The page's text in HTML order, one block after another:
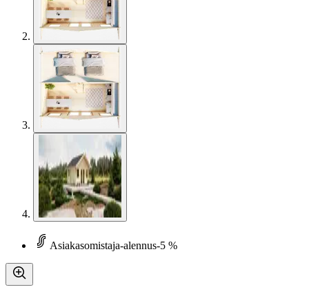
Asiakasomistaja-alennus-5 %